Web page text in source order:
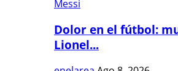
Dolor en el fútbol:
Lionel...